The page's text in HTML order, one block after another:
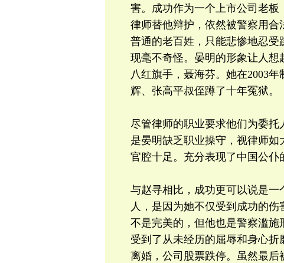
害。成功作为一个上市公司老
律师替他辩护，依然被警察用
普通的老百姓，只能悲惨地忍
现毫不奇怪。晏明的形象让人想
八红旗手，聂海芬。她在2003
辉、张高平叔侄蹲了十年冤狱。
尽管律师的职业要求他们为委
是晏明缺乏职业操守，视律师如
官腔十足。充分表现了中国公仆
与赵寻相比，成功更可以说是
人，是因为她不仅受到成功的
不是完美的，但他也是警察滥
受到了从未经历的屈辱和身心
离婚，公司股票跌停。虽然最后